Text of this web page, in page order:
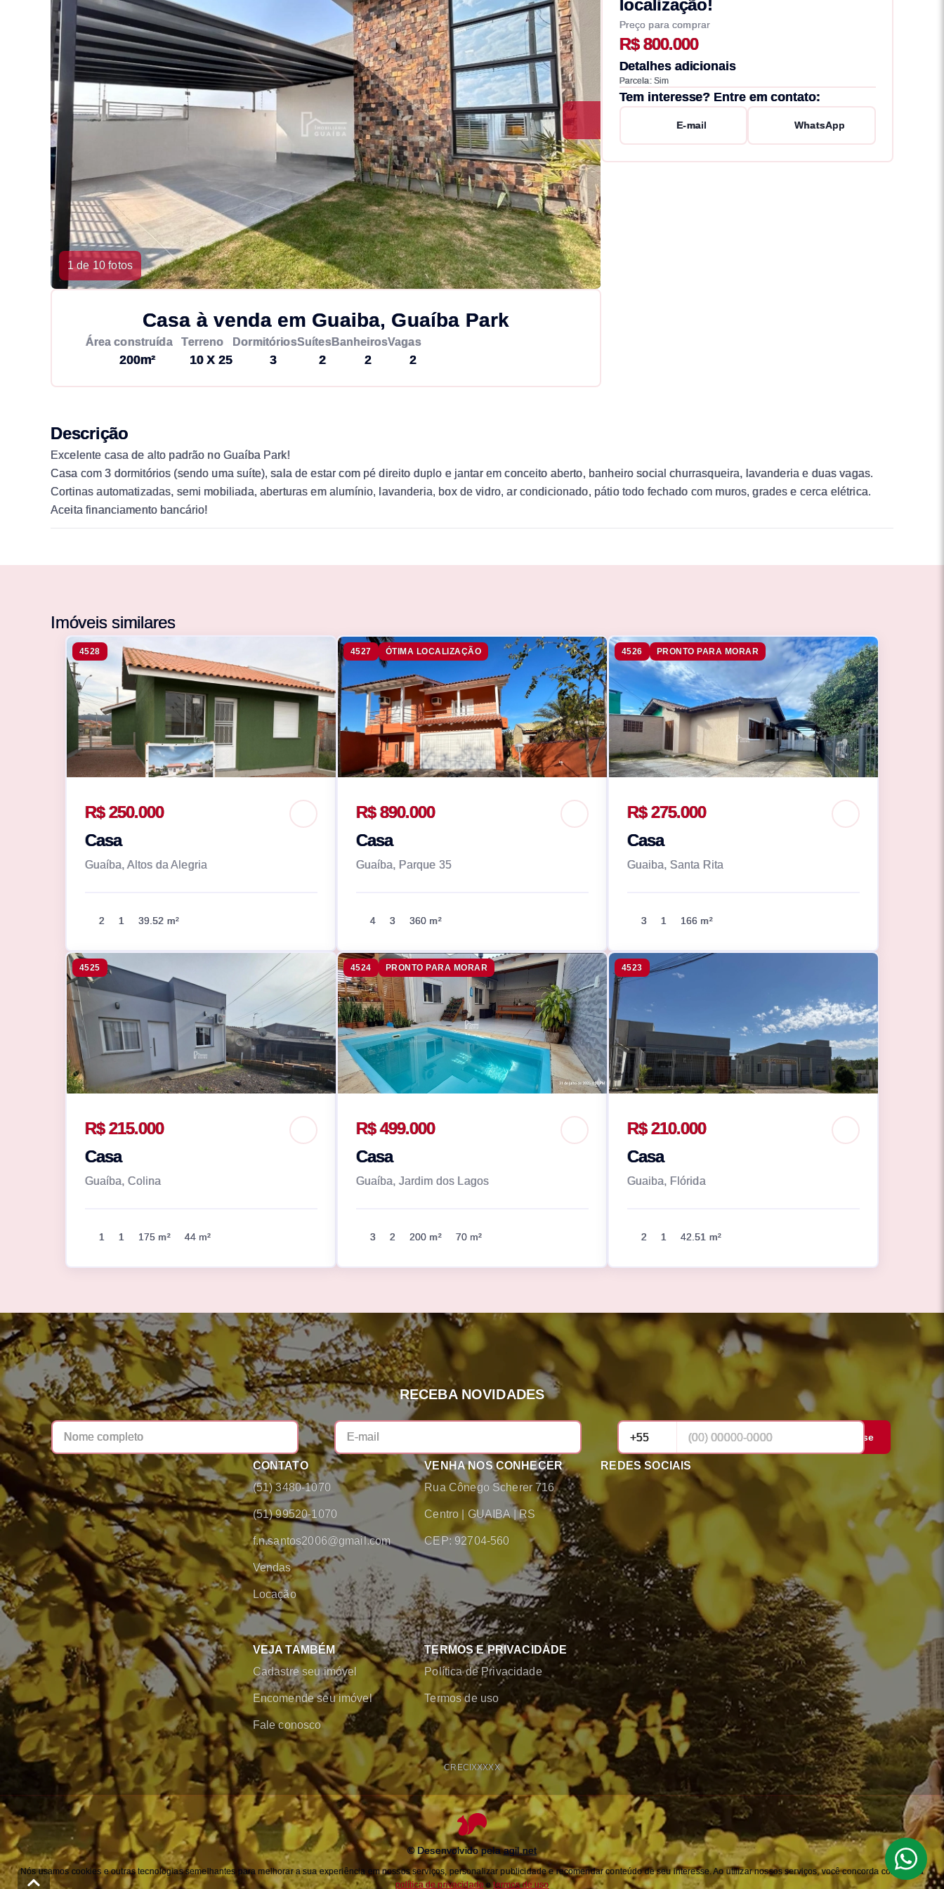
1 de 10 fotos
Casa à venda em Guaiba, Guaíba Park
Área construída
200m²
Terreno
10 X 25
Dormitórios
3
Suítes
2
Banheiros
2
Vagas
2
localização!
Preço para comprar
R$ 800.000
Detalhes adicionais
Parcela: Sim
Tem interesse? Entre em contato:
E-mail WhatsApp
Descrição
Excelente casa de alto padrão no Guaíba Park!
Casa com 3 dormitórios (sendo uma suíte), sala de estar com pé direito duplo e jantar em conceito aberto, banheiro social churrasqueira, lavanderia e duas vagas.
Cortinas automatizadas, semi mobiliada, aberturas em alumínio, lavanderia, box de vidro, ar condicionado, pátio todo fechado com muros, grades e cerca elétrica.
Aceita financiamento bancário!
Imóveis similares
4528
R$ 250.000
Casa
Guaíba, Altos da Alegria
2 1 39.52 m²
4527 ÓTIMA LOCALIZAÇÃO
R$ 890.000
Casa
Guaíba, Parque 35
4 3 360 m²
4526 PRONTO PARA MORAR
R$ 275.000
Casa
Guaiba, Santa Rita
3 1 166 m²
4525
R$ 215.000
Casa
Guaíba, Colina
1 1 175 m² 44 m²
4524 PRONTO PARA MORAR
R$ 499.000
Casa
Guaíba, Jardim dos Lagos
3 2 200 m² 70 m²
4523
R$ 210.000
Casa
Guaiba, Flórida
2 1 42.51 m²
RECEBA NOVIDADES
Cadastrar-se
CONTATO
(51) 3480-1070
(51) 99520-1070
f.n.santos2006@gmail.com
Vendas
Locação
VENHA NOS CONHECER
Rua Cônego Scherer 716
Centro GUAIBA |RS
CEP: 92704-560
REDES SOCIAIS
VEJA TAMBÉM
Cadastre seu imóvel
Encomende seu imóvel
Fale conosco
TERMOS E PRIVACIDADE
Política de Privacidade
Termos de uso
CRECI XXXXX
© Desenvolvido pelaagil.net
Nós usamos cookies e outras tecnologias semelhantes para melhorar a sua experiência em nossos serviços, personalizar publicidade e recomendar conteúdo de seu interesse. Ao utilizar nossos serviços, você concorda com nossa
política de privacidadeetermos de uso